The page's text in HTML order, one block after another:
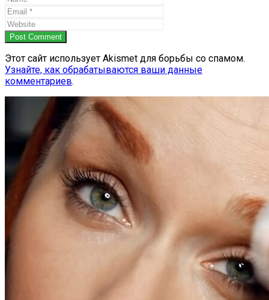
Post Comment
Этот сайт использует Akismet для борьбы со спамом.
Узнайте, как обрабатываются ваши данные
комментариев.